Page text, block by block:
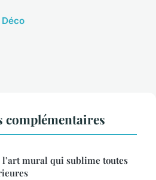
complémentaires
mural qui sublime toutes